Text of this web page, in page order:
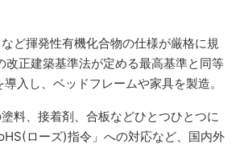
ど揮発性有機化合物の仕様が厳格に規
改正建築基準法が定める最高基準と同等
入し、ベッドフレームや家具を製造。
料、接着剤、合板などひとつひとつに
ローズ)指令」への対応など、国内外